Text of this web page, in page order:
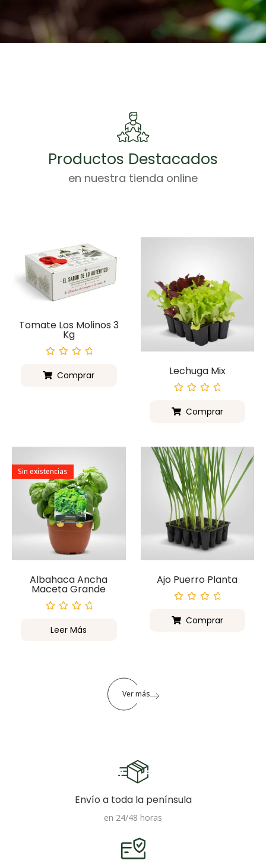
Productos Destacados
en nuestra tienda online
Tomate Los Molinos 3
Kg
con
0
Comprar Lechuga Mix
con
0
Comprar
Albahaca Ancha
Maceta Grande
con
Sin existencias
Leer Más
Ajo Puerro Planta
con
0
Comprar
Ver más
Envío a toda la península
en 24/48 horas